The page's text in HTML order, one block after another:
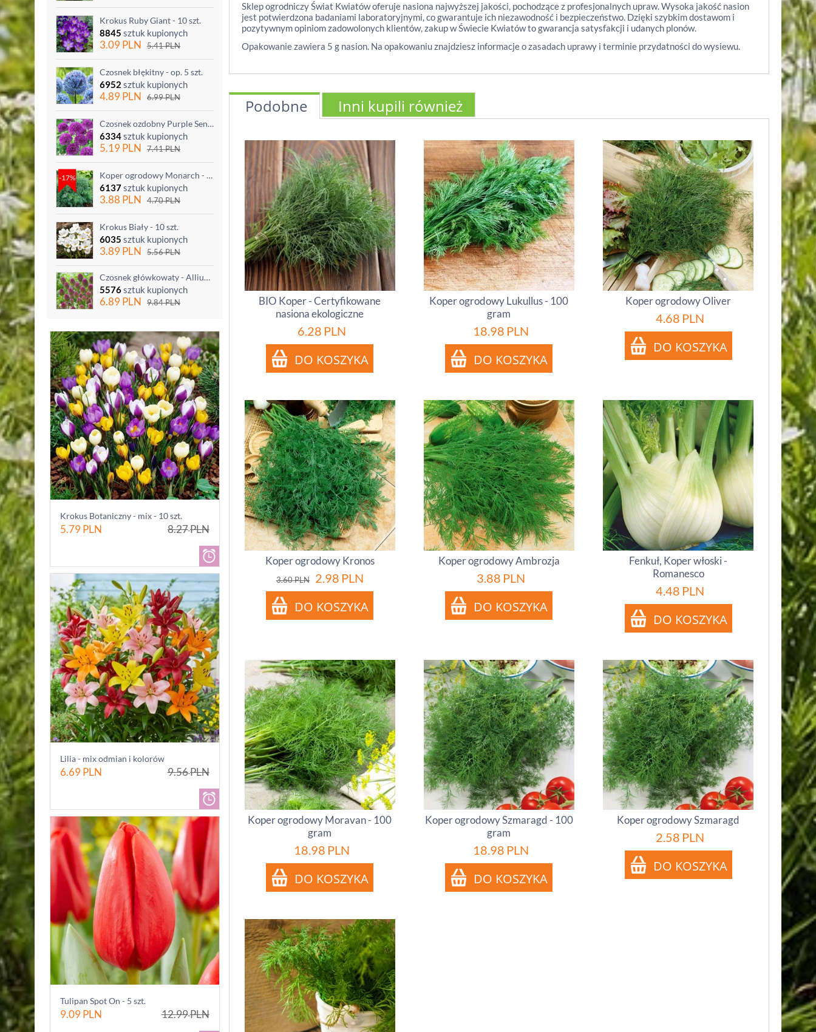
Krokus Ruby Giant - 10 szt.
8845 sztuk kupionych
3.09PLN 5.41PLN
Czosnek błękitny - op. 5 szt.
6952 sztuk kupionych
4.89PLN 6.99PLN
Czosnek ozdobny Purple Sensation - op. 3 szt.
6334sztuk kupionych
5.19PLN 7.41PLN
-17% Koper ogrodowy Monarch - po ścięciu odrasta
6137sztuk kupionych
3.88 PLN 4.70PLN
Krokus Biały - 10 szt.
6035 sztuk kupionych
3.89PLN 5.56PLN
Czosnek główkowaty - Allium sphaerocephalon - 20 szt.
5576sztuk kupionych
6.89PLN 9.84PLN
Krokus Botaniczny - mix - 10 szt.
5.79PLN 8.27PLN
Lilia - mix odmian i kolorów
6.69PLN 9.56PLN
Tulipan Spot On - 5 szt.
9.09PLN 12.99PLN
Sklep ogrodniczy Świat Kwiatów oferuje nasiona najwyższej jakości, pochodzące z profesjonalnych upraw. Wysoka jakość nasion
jest potwierdzona badaniami laboratoryjnymi, co gwarantuje ich niezawodność i bezpieczeństwo. Dzięki szybkim dostawom i
pozytywnym opiniom zadowolonych klientów, zakup w Świecie Kwiatów to gwarancja satysfakcji i udanych plonów.
Opakowanie zawiera 5 g nasion. Na opakowaniu znajdziesz informacje o zasadach uprawy i terminie przydatności do wysiewu.
Podobne Inni kupili również
BIO Koper - Certyfikowane
nasiona ekologiczne
6.28 PLN
Koper ogrodowy Lukullus - 100
gram
18.98 PLN
Koper ogrodowy Oliver
4.68 PLN
Koper ogrodowy Kronos
3.60PLN 2.98 PLN
Koper ogrodowy Ambrozja
3.88 PLN
Fenkuł, Koper włoski -
Romanesco
4.48 PLN
Koper ogrodowy Moravan - 100
gram
18.98 PLN
Koper ogrodowy Szmaragd - 100
gram
18.98 PLN
Koper ogrodowy Szmaragd
2.58 PLN